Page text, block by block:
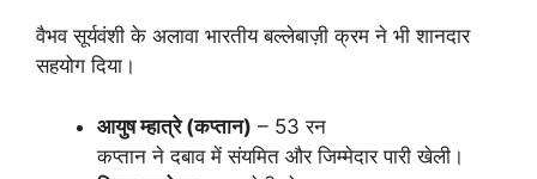
वैभव सूर्यवंशी के अलावा भारतीय बल्लेबाज़ी क्रम ने भी शानदार
सहयोग दिया।
आयुष म्हात्रे (कप्तान) – 53 रन
कप्तान ने दबाव में संयमित और जिम्मेदार पारी खेली।